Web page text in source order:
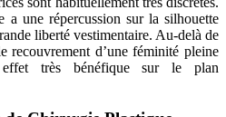
a une répercussion sur la silhouette
liberté vestimentaire. Au-delà de
recouvrement d’une féminité pleine
très bénéfique sur le plan